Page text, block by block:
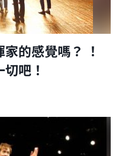
的感覺嗎？ ！
吧！